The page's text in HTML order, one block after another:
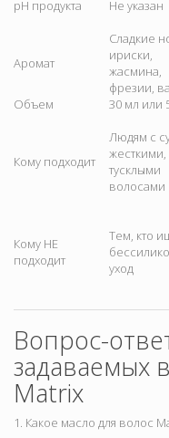
pH продукта Не указан
Аромат
Сладкие
ириски,
жасмина,
фрезии,
Объем
30 мл или
Кому подходит
Людям с
жесткими,
тусклыми
волосами
Кому НЕ
подходит
Тем, кто
уход
Вопрос-
задаваемых
Matrix
1. Какое масло для волос